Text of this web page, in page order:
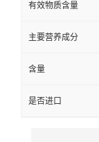
有效物质含量
主要营养成分
含量
是否进口